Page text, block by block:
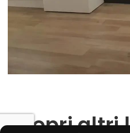
Scopri altri